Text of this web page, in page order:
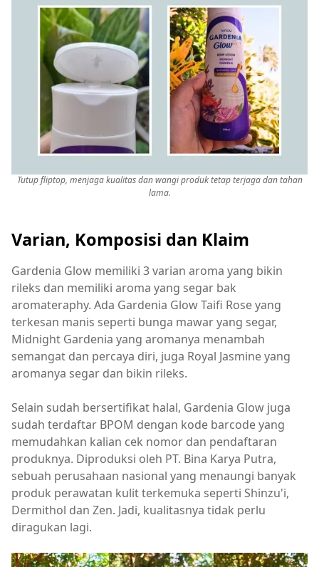
Tutup fliptop, menjaga kualitas dan wangi produk tetap terjaga dan tahan
lama.
Varian, Komposisi dan Klaim
Gardenia Glow memiliki 3 varian aroma yang bikin
rileks dan memiliki aroma yang segar bak
aromateraphy. Ada Gardenia Glow Taifi Rose yang
terkesan manis seperti bunga mawar yang segar,
Midnight Gardenia yang aromanya menambah
semangat dan percaya diri, juga Royal Jasmine yang
aromanya segar dan bikin rileks.
Selain sudah bersertifikat halal, Gardenia Glow juga
sudah terdaftar BPOM dengan kode barcode yang
memudahkan kalian cek nomor dan pendaftaran
produknya. Diproduksi oleh PT. Bina Karya Putra,
sebuah perusahaan nasional yang menaungi banyak
produk perawatan kulit terkemuka seperti Shinzu'i,
Dermithol dan Zen. Jadi, kualitasnya tidak perlu
diragukan lagi.